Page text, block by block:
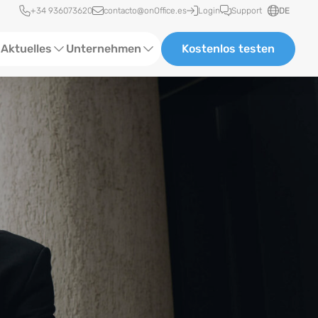
Schnellzugriff
+34 936073620 contacto@onOffice.es Login Support DE
Aktuelles
Webinare
Status-News
Referenzen
Unternehmen
Über uns
Partner und Kooperationen
Karriere
Kostenlos testen